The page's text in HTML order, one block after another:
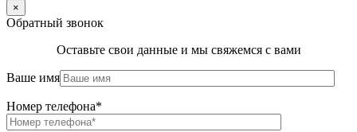
×
Обратный звонок
Оставьте свои данные и мы свяжемся с вами
Ваше имя
Номер телефона*